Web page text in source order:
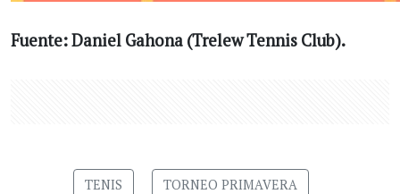
Fuente: Daniel Gahona (Trelew Tennis Club).
TENIS TORNEO PRIMAVERA